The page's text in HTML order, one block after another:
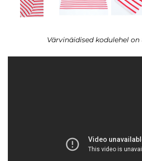
Värvinäidised kodulehel